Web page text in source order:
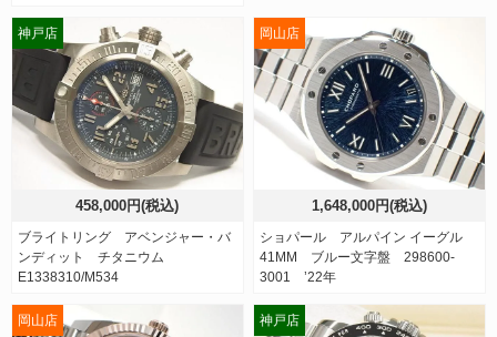
458,000円(税込)
ブライトリング アベンジャー・バ
ンディット チタニウム
E1338310/M534
神戸店
1,648,000円(税込)
ショパール アルパイン イーグル
41MM ブルー文字盤 298600-
3001 ’22年
岡山店
岡山店 神戸店